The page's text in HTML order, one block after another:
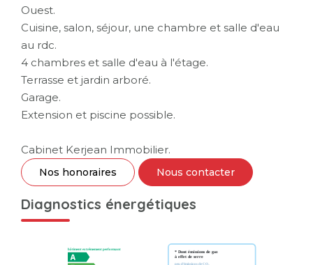
Ouest.
Cuisine, salon, séjour, une chambre et salle d'eau
au rdc.
4 chambres et salle d'eau à l'étage.
Terrasse et jardin arboré.
Garage.
Extension et piscine possible.
Cabinet Kerjean Immobilier.
Nos honoraires Nous contacter
Diagnostics énergétiques